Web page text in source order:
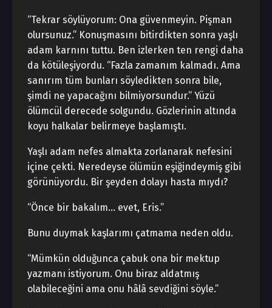
“Tekrar söylüyorum: Ona güvenmeyin. Pişman
olursunuz.” Konuşmasını bitirdikten sonra yaşlı
adam karnını tuttu. Ben izlerken ten rengi daha
da kötüleşiyordu. “Fazla zamanım kalmadı. Ama
sanırım tüm bunları söyledikten sonra bile,
şimdi ne yapacağını bilmiyorsundur.” Yüzü
ölümcül derecede solgundu. Gözlerinin altında
koyu halkalar belirmeye başlamıştı.
Yaşlı adam nefes almakta zorlanarak nefesini
içine çekti. Neredeyse ölümün eşiğindeymiş gibi
görünüyordu. Bir şeyden dolayı hasta mıydı?
“Önce bir bakalım… evet, Eris.”
Bunu duymak kaşlarımı çatmama neden oldu.
“Mümkün olduğunca çabuk ona bir mektup
yazmanı istiyorum. Onu biraz aldatmış
olabileceğini ama onu hâlâ sevdiğini söyle.”